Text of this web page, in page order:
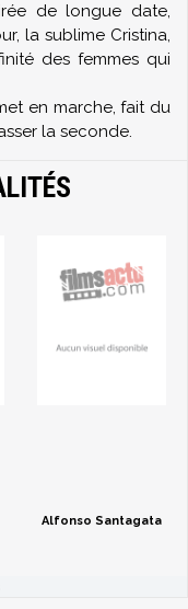
de longue date,
la sublime Cristina,
des femmes qui
en marche, fait du
la seconde.
Alfonso Santagata